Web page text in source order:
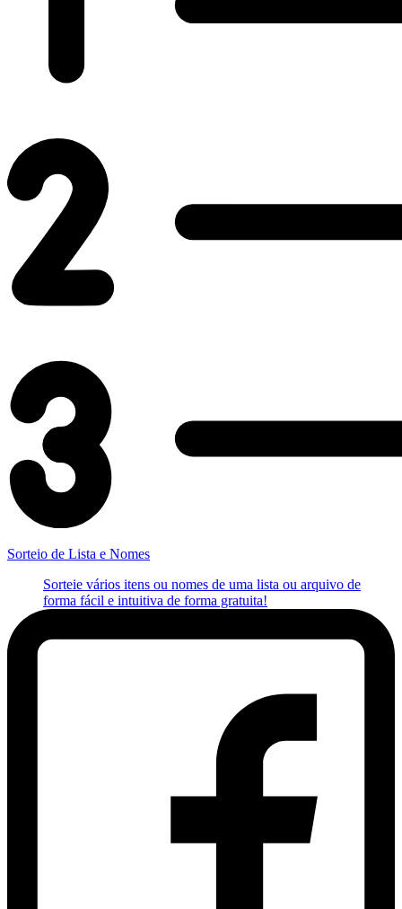
Sorteio de Lista e Nomes
Sorteie vários itens ou nomes de uma lista ou arquivo de
forma fácil e intuitiva de forma gratuita!